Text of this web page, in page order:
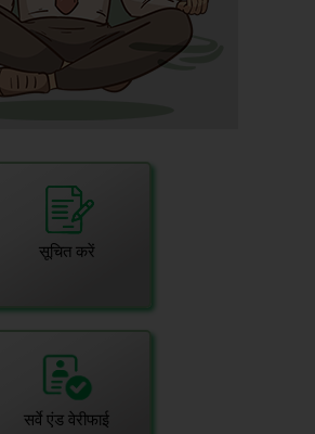
सूचित करें
सर्वे एंड वेरीफाई